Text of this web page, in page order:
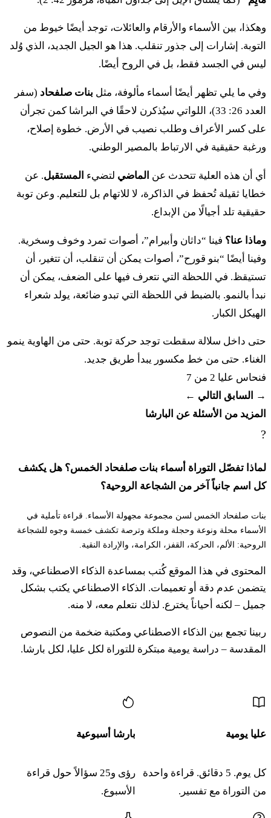
יג
לְזֶרַח מִשְׁפַּחַת הַזַּרְחִי לְשָׁאוּל מִשְׁפַּחַת
הַשָּׁאוּלִי׃
יד
אֵלֶּה מִשְׁפְּחֹת הַשִּׁמְעֹנִי שְׁנַיִם וְעֶשְׂרִים אֶלֶף
וּמָאתָיִם׃
١٤ إيليه مِشْبِحوت هَشِّمْعوني شْنايِم فِعِسْريم إلِف أُوماتايِم
בְּנֵי גָד לְמִשְׁפְּחֹתָם לִצְפוֹן מִשְׁפַּחַת הַצְּפוֹנִי
לְחַגִּי מִשְׁפַּחַת הַחַגִּי לְשׁוּנִי מִשְׁפַּחַת הַשּׁוּנִי׃
١٥ بْني جاد لِمِشْبِحوتام لِتْسفون مِشْباحات هَتْسِفوني
لِحَجّي مِشْباحات هَحَجّي لِشوني مِشْباحات هَشّوني
טז לְאָזְנִי מִשְׁפַּחַת הָאָזְנִי לְעֵרִי מִשְׁפַּחַת הָעֵרִי׃
١٦ لِأُزْني مِشْباحات هاأُزْني لِعيري مِشْباحات هاعيري
יז
לַאֲרוֹד מִשְׁפַּחַת הָאֲרוֹדִי לְאַרְאֵלִי מִשְׁפַּחַת
הָאַרְאֵלִי׃
יח
אֵלֶּה מִשְׁפְּחֹת בְּנֵי גָד לִפְקֻדֵיהֶם אַרְבָּעִים אֶלֶף
١٨ إيليه مِشْبِحوت بْني جاد لِفْكوديهِم أرْباعيم إلِف فَحَميش
مِيوت
יט בְּנֵי יְהוּדָה עֵר וְאוֹנָן וַיָּמָת עֵר וְאוֹנָן בְּאֶרֶץ כְּנָעַן׃
١٩ بْني يِهودا عير فِأُونان فَيّامات عير فِأُونان بِإرِتْس
٢٠ فَيِّهْيو فْني يِهودا لِمِشْبِحوتام لِشيلا مِشْباحات هَشّيلاني
כא
וַיִּהְיוּ בְנֵי פֶרֶץ לְחֶצְרֹן מִשְׁפַּחַת הַחֶצְרֹנִי לְחָמוּל
وهكذا، بين الأسماء والأرقام والعائلات، توجد أيضًا خيوط من
التوبة. إشارات إلى جذور تنقلب. هذا هو الجيل الجديد، الذي وُلد
ليس في الجسد فقط، بل في الروح أيضًا.
وفي ما يلي تظهر أيضًا أسماء مألوفة، مثل بنات صلفحاد (سفر
العدد 26: 33)، اللواتي سيُذكرن لاحقًا في البراشا كمن تجرأن
على كسر الأعراف وطلب نصيب في الأرض. خطوة إصلاح،
ورغبة حقيقية في الارتباط بالمصير الوطني.
أي أن هذه العلية تتحدث عن الماضي لتضيء المستقبل. عن
خطايا ثقيلة تُحفظ في الذاكرة، لا للاتهام بل للتعليم. وعن توبة
حقيقية تلد أجيالًا من الإبداع.
وماذا عنا؟ فينا “داثان وأبيرام”، أصوات تمرد وخوف وسخرية.
وفينا أيضًا “بنو قورح”، أصوات يمكن أن تنقلب، أن تتغير، أن
تستيقظ. في اللحظة التي نتعرف فيها على الضعف، يمكن أن
نبدأ بالنمو. بالضبط في اللحظة التي تبدو ضائعة، يولد شعراء
الهيكل الكبار.
حتى داخل سلالة سقطت توجد حركة توبة. حتى من الهاوية ينمو
الغناء. حتى من خط مكسور يبدأ طريق جديد.
فنحاس عليا 2 من 7
→ السابق التالي ←
المزيد من الأسئلة عن البارشا
?
لماذا تفصّل التوراة أسماء بنات صلفحاد الخمس؟ هل يكشف
كل اسم جانباً آخر من الشجاعة الروحية؟
بنات صلفحاد الخمس لسن مجموعة مجهولة الأسماء. قراءة تأملية في
الأسماء محلة ونوعة وحجلة وملكة وترصة تكشف خمسة وجوه للشجاعة
الروحية: الألم، الحركة، القفز، الكرامة، والإرادة النقية.
المحتوى في هذا الموقع كُتب بمساعدة الذكاء الاصطناعي، وقد
يتضمن عدم دقة أو تعميمات. الذكاء الاصطناعي يكتب بشكل
جميل – لكنه أحياناً يخترع. لذلك نتعلم معه، لا منه.
ربينا تجمع بين الذكاء الاصطناعي ومكتبة ضخمة من النصوص
المقدسة – دراسة يومية مبتكرة للتوراة لكل عليا، لكل بارشا.
عليا يومية
كل يوم. 5 دقائق. قراءة واحدة
من التوراة مع تفسير.
بارشا أسبوعية
رؤى و25 سؤالاً حول قراءة
الأسبوع.